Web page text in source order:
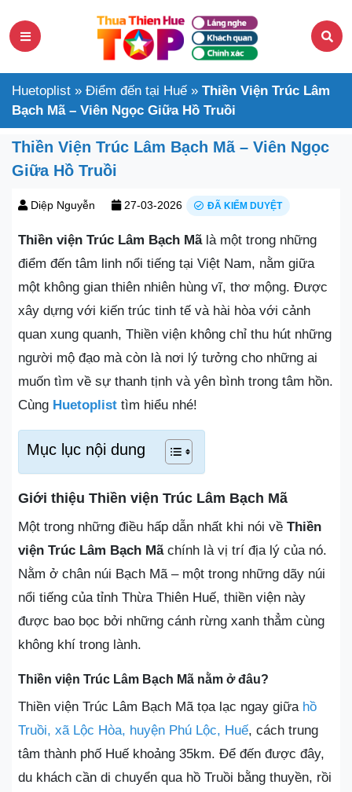
Huetoplist » Điểm đến tại Huế » Thiền Viện Trúc Lâm
Bạch Mã – Viên Ngọc Giữa Hồ Truồi
Thiền Viện Trúc Lâm Bạch Mã – Viên Ngọc
Giữa Hồ Truồi
Diệp Nguyễn 27-03-2026 ĐÃ KIỂM DUYỆT
Thiền viện Trúc Lâm Bạch Mãlà một trong những
điểm đến tâm linh nổi tiếng tại Việt Nam, nằm giữa
một không gian thiên nhiên hùng vĩ, thơ mộng. Được
xây dựng với kiến trúc tinh tế và hài hòa với cảnh
quan xung quanh, Thiền viện không chỉ thu hút những
người mộ đạo mà còn là nơi lý tưởng cho những ai
muốn tìm về sự thanh tịnh và yên bình trong tâm hồn.
Cùng Huetoplist tìm hiểu nhé!
Mục lục nội dung
Giới thiệu Thiền viện Trúc Lâm Bạch Mã
Một trong những điều hấp dẫn nhất khi nói về Thiền
viện Trúc Lâm Bạch Mãchính là vị trí địa lý của nó.
Nằm ở chân núi Bạch Mã – một trong những dãy núi
nổi tiếng của tỉnh Thừa Thiên Huế, thiền viện này
được bao bọc bởi những cánh rừng xanh thẳm cùng
không khí trong lành.
Thiền viện Trúc Lâm Bạch Mã nằm ở đâu?
Thiền viện Trúc Lâm Bạch Mã tọa lạc ngay giữa hồ
Truồi, xã Lộc Hòa, huyện Phú Lộc, Huế, cách trung
tâm thành phố Huế khoảng 35km. Để đến được đây,
du khách cần di chuyển qua hồ Truồi bằng thuyền, rồi